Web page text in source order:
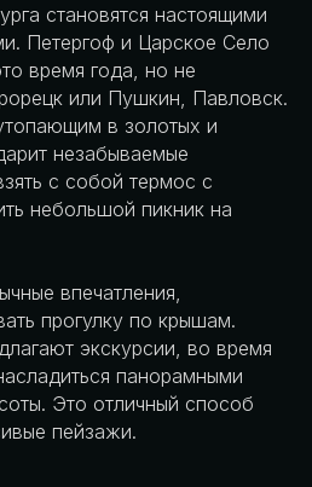
становятся настоящими
Петергоф и Царское Село
время года, но не
или Пушкин, Павловск.
в золотых и
незабываемые
с собой термос с
небольшой пикник на
впечатления,
прогулку по крышам.
экскурсии, во время
панорамными
Это отличный способ
пейзажи.